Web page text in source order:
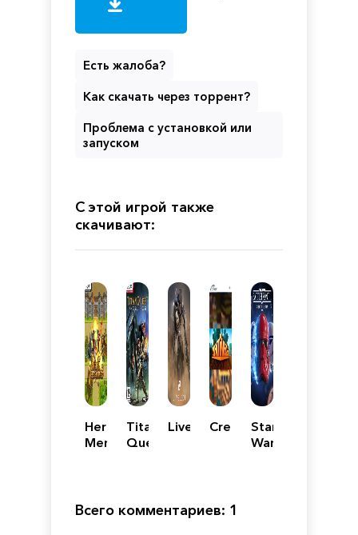
Есть жалоба?
Как скачать через торрент?
Проблема с установкой или
запуском
С этой игрой также
скачивают:
Heroic
Mercenaries
Titan
Quest:
LivelockCreativerse
Star
Wars
Всего комментариев: 1